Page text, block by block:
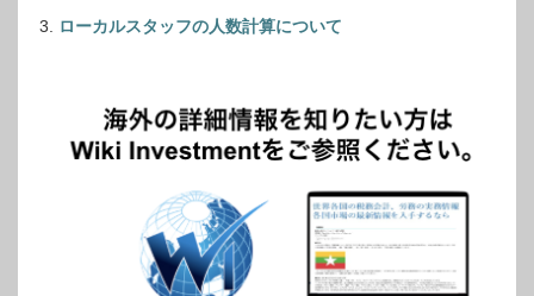
ローカルスタッフの人数計算について